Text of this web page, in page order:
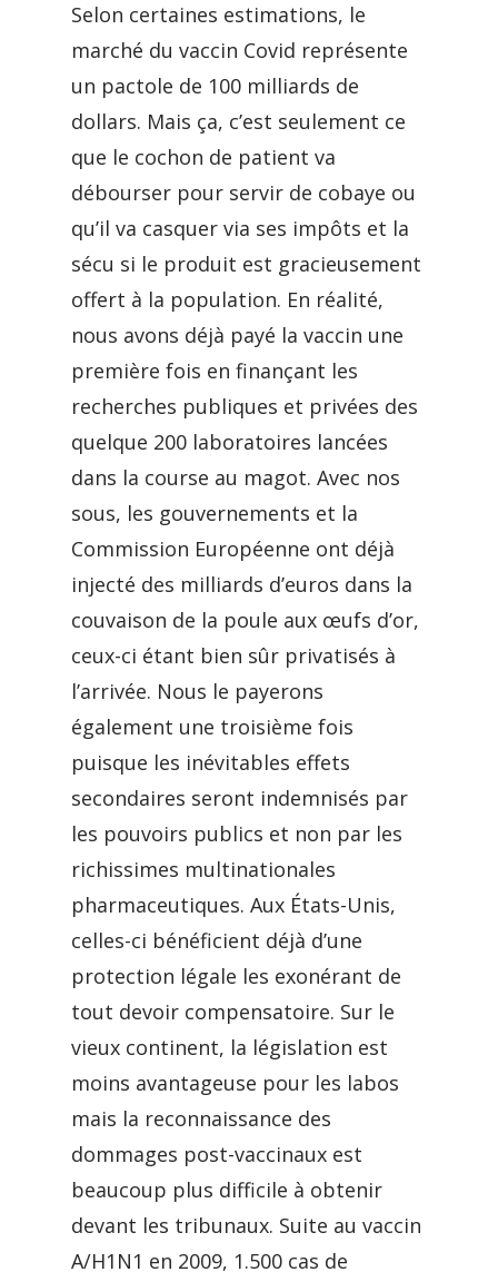
Selon certaines estimations, le
marché du vaccin Covid représente
un pactole de 100 milliards de
dollars. Mais ça, c’est seulement ce
que le cochon de patient va
débourser pour servir de cobaye ou
qu’il va casquer via ses impôts et la
sécu si le produit est gracieusement
offert à la population. En réalité,
nous avons déjà payé la vaccin une
première fois en finançant les
recherches publiques et privées des
quelque 200 laboratoires lancées
dans la course au magot. Avec nos
sous, les gouvernements et la
Commission Européenne ont déjà
injecté des milliards d’euros dans la
couvaison de la poule aux œufs d’or,
ceux-ci étant bien sûr privatisés à
l’arrivée. Nous le payerons
également une troisième fois
puisque les inévitables effets
secondaires seront indemnisés par
les pouvoirs publics et non par les
richissimes multinationales
pharmaceutiques. Aux États-Unis,
celles-ci bénéficient déjà d’une
protection légale les exonérant de
tout devoir compensatoire. Sur le
vieux continent, la législation est
moins avantageuse pour les labos
mais la reconnaissance des
dommages post-vaccinaux est
beaucoup plus difficile à obtenir
devant les tribunaux. Suite au vaccin
A/H1N1 en 2009, 1.500 cas de